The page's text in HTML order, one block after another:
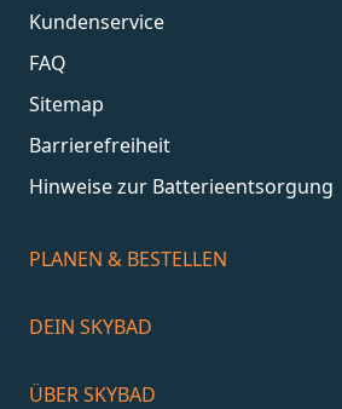
Kundenservice
FAQ
Sitemap
Barrierefreiheit
Hinweise zur Batterieentsorgung
PLANEN & BESTELLEN
DEIN SKYBAD
ÜBER SKYBAD